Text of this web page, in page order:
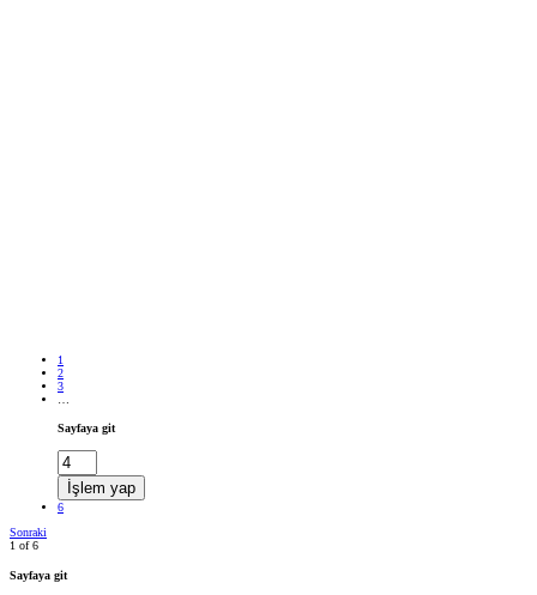
1
2
3
Sayfaya git
İşlem yap
6
Sonraki
1 of 6
Sayfaya git